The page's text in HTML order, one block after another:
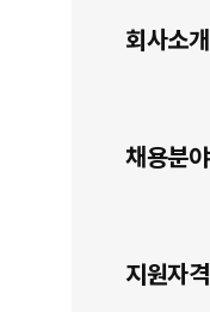
회사소개
채용분야
지원자격